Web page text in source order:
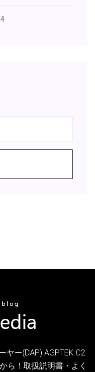
ー(DAP) AGPTEK C2
ら！取扱説明書・よく